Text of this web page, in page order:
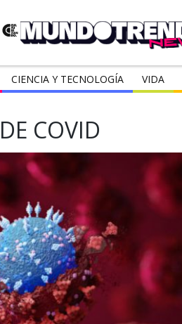
CIENCIA Y TECNOLOGÍA VIDA
COVID